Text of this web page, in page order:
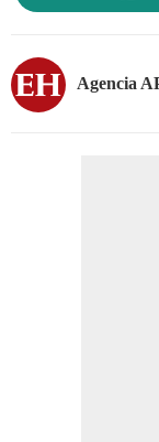
Agencia